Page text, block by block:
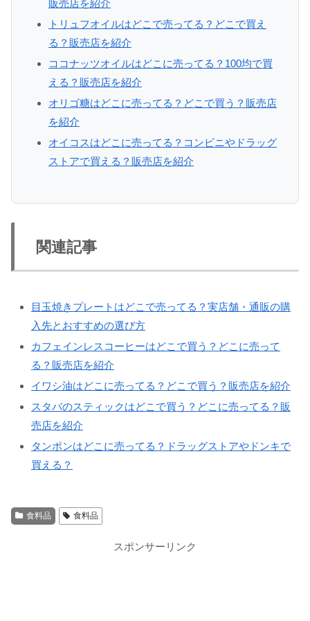
販売店を紹介
トリュフオイルはどこで売ってる？どこで買え
る？販売店を紹介
ココナッツオイルはどこに売ってる？100均で買
える？販売店を紹介
オリゴ糖はどこに売ってる？どこで買う？販売店
を紹介
オイコスはどこに売ってる？コンビニやドラッグ
ストアで買える？販売店を紹介
関連記事
目玉焼きプレートはどこで売ってる？実店舗・通販の購
入先とおすすめの選び方
カフェインレスコーヒーはどこで買う？どこに売って
る？販売店を紹介
イワシ油はどこに売ってる？どこで買う？販売店を紹介
スタバのスティックはどこで買う？どこに売ってる？販
売店を紹介
タンポンはどこに売ってる？ドラッグストアやドンキで
買える？
食料品 食料品
スポンサーリンク